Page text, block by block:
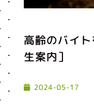
高齢のバイ
生案内］
2024-05-17